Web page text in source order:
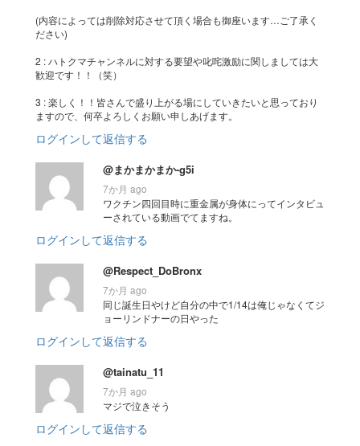
(内容によっては削除対応させて頂く場合も御座います…ご了承く
ださい)
2 : ハトクマチャンネルに対する要望や叱咤激励に関しましては大
歓迎です！！（笑）
3 : 楽しく！！皆さんで盛り上がる場にしていきたいと思っており
ますので、何卒よろしくお願い申しあげます。
ログインして返信する
@まかまかまか-g5i
7か月 ago
ワクチン四回目時に重金属が身体にってインタビュ
ーされている動画でてますね。
ログインして返信する
@Respect_DoBronx
7か月 ago
同じ誕生日やけど自分の中で1/14は俺じゃなくてジ
ョーリンドナーの日やった
ログインして返信する
@tainatu_11
7か月 ago
マジで泣きそう
ログインして返信する